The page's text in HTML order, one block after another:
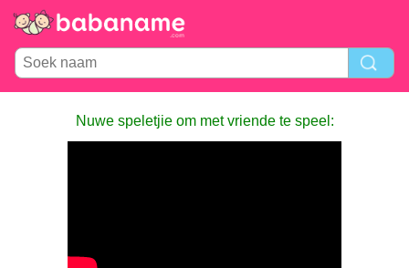
Nuwe speletjie om met vriende te speel: